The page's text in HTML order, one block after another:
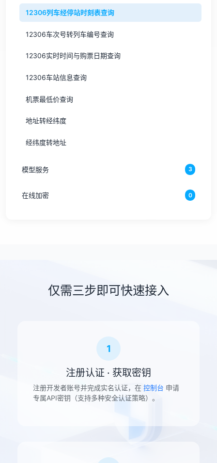
12306列车经停站时刻表查询
12306车次号转列车编号查询
12306实时时间与购票日期查询
12306车站信息查询
机票最低价查询
地址转经纬度
经纬度转地址
模型服务 3
在线加密 0
仅需三步即可快速接入
1
注册认证 · 获取密钥
注册开发者账号并完成实名认证，在 控制台 申请
专属API密钥（支持多种安全认证策略）。